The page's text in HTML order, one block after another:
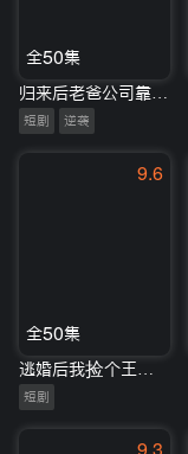
全50集
短剧 逆袭
9.6
全50集
短剧
9.3